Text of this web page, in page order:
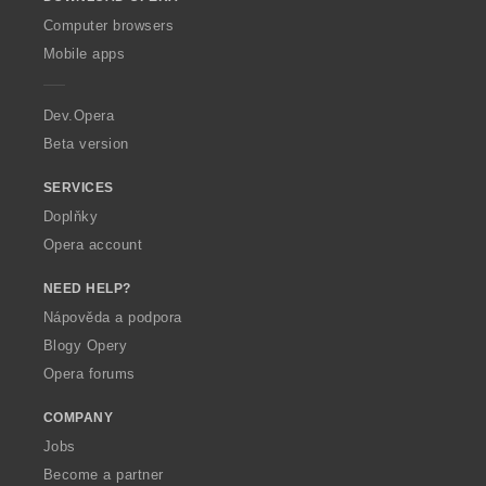
O
p
a
Computer browsers
Mobile apps
Dev.Opera
Beta version
SERVICES
Doplňky
Opera account
NEED HELP?
Nápověda a podpora
Blogy Opery
Opera forums
COMPANY
Jobs
Become a partner